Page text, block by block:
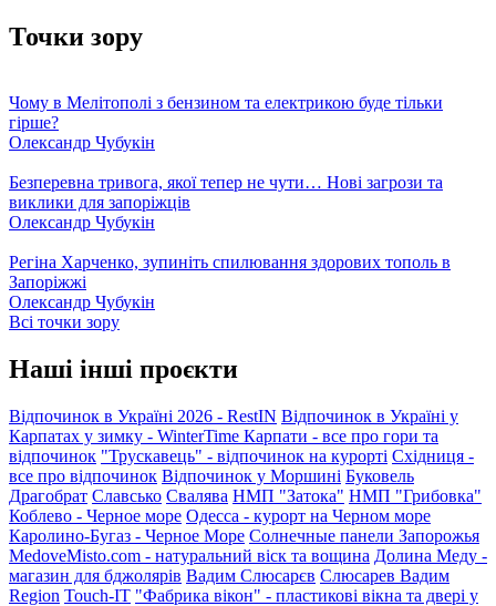
Точки зору
Чому в Мелітополі з бензином та електрикою буде тільки
гірше?
Олександр Чубукін
Безперевна тривога, якої тепер не чути… Нові загрози та
виклики для запоріжців
Олександр Чубукін
Регіна Харченко, зупиніть спилювання здорових тополь в
Запоріжжі
Олександр Чубукін
Всі точки зору
Наші інші проєкти
Відпочинок в Україні 2026 - RestIN Відпочинок в Україні у
Карпатах у зимку - WinterTime Карпати - все про гори та
відпочинок "Трускавець" - відпочинок на курорті Східниця -
все про відпочинок Відпочинок у Моршині Буковель
Драгобрат Славсько Свалява НМП "Затока" НМП "Грибовка"
Коблево - Черное море Одесса - курорт на Черном море
Каролино-Бугаз - Черное Море Солнечные панели Запорожья
MedoveMisto.com - натуральний віск та вощина Долина Меду -
магазин для бджолярів Вадим Слюсарєв Слюсарев Вадим
Region Touch-IT "Фабрика вікон" - пластикові вікна та двері у